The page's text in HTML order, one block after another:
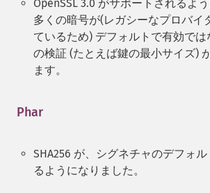
OpenSSL 3.0 がサポートされるよ
多くの暗号が(レガシーなプロバイ
ているため) デフォルトで有効で
の検証 (たとえば鍵の最小サイズ)
ます。
Phar
SHA256 が、シグネチャのデフォ
るようになりました。